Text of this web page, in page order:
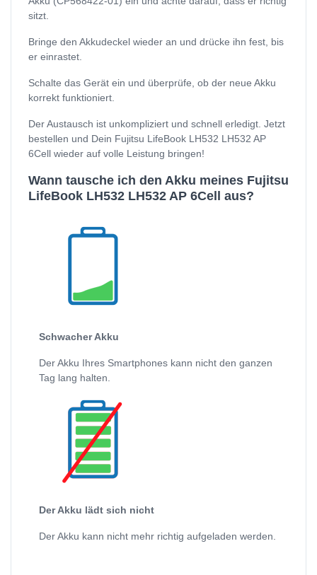
sitzt.
Bringe den Akkudeckel wieder an und drücke ihn fest, bis
er einrastet.
Schalte das Gerät ein und überprüfe, ob der neue Akku
korrekt funktioniert.
Der Austausch ist unkompliziert und schnell erledigt. Jetzt
bestellen und Dein Fujitsu LifeBook LH532 LH532 AP
6Cell wieder auf volle Leistung bringen!
Wann tausche ich den Akku meines Fujitsu
LifeBook LH532 LH532 AP 6Cell aus?
Schwacher Akku
Der Akku Ihres Smartphones kann nicht den ganzen
Tag lang halten.
Der Akku lädt sich nicht
Der Akku kann nicht mehr richtig aufgeladen werden.